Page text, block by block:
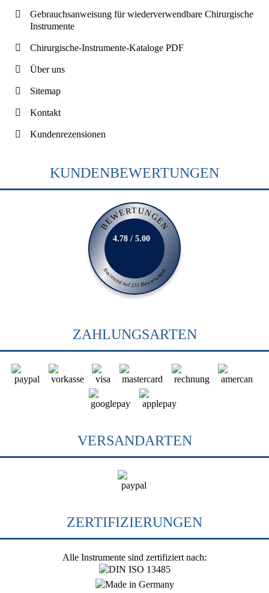
Gebrauchsanweisung für wiederverwendbare Chirurgische
Instrumente
Chirurgische-Instrumente-Kataloge PDF
Über uns
Sitemap
Kontakt
Kundenrezensionen
KUNDENBEWERTUNGEN
BEWERTUNGEN
Basierend auf 231 Bewertungen
4.78 / 5.00
ZAHLUNGSARTEN
VERSANDARTEN
ZERTIFIZIERUNGEN
Alle Instrumente sind zertifiziert nach: